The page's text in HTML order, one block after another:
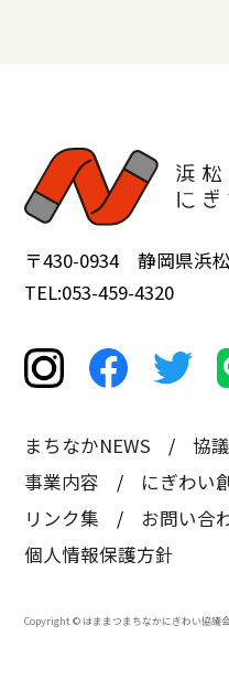
〒430-0934 静岡県浜
TEL:053-459-4320
まちなかNEWS
協
事業内容
にぎわい
リンク集
お問い合
個人情報保護方針
Copyright © はままつまちなかにぎわい協議